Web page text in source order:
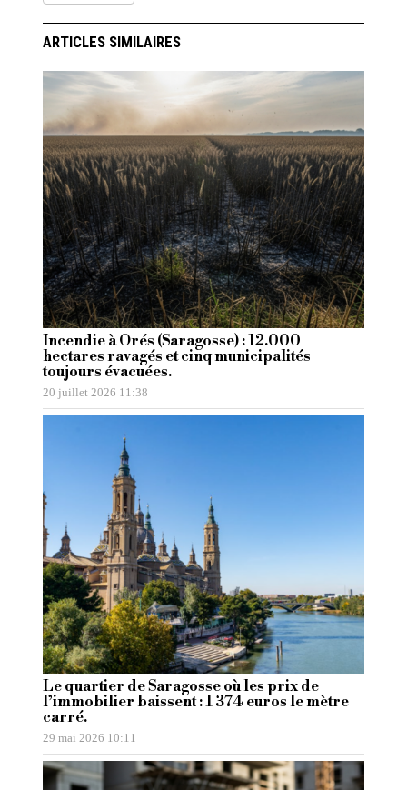
ARTICLES SIMILAIRES
Incendie à Orés (Saragosse) : 12.000
hectares ravagés et cinq municipalités
toujours évacuées.
20 juillet 2026 11:38
Le quartier de Saragosse où les prix de
l’immobilier baissent : 1 374 euros le mètre
carré.
29 mai 2026 10:11